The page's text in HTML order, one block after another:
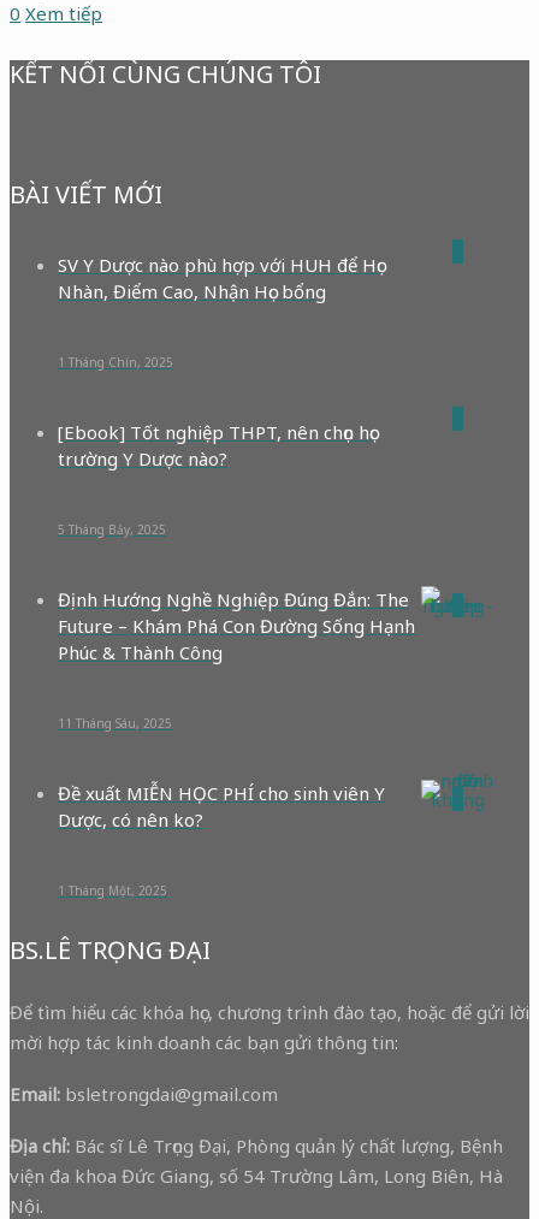
0 Xem tiếp
KẾT NỐI CÙNG CHÚNG TÔI
BÀI VIẾT MỚI
SV Y Dược nào phù hợp với HUH để Học
Nhàn, Điểm Cao, Nhận Học bổng
1 Tháng Chín, 2025
[Ebook] Tốt nghiệp THPT, nên chọn học
trường Y Dược nào?
5 Tháng Bảy, 2025
0
Định Hướng Nghề Nghiệp Đúng Đắn: The
Future – Khám Phá Con Đường Sống Hạnh
Phúc & Thành Công
11 Tháng Sáu, 2025
Đề xuất MIỄN HỌC PHÍ cho sinh viên Y
Dược, có nên ko?
1 Tháng Một, 2025
BS.LÊ TRỌNG ĐẠI
Để tìm hiểu các khóa học, chương trình đào tạo, hoặc để gửi lời
mời hợp tác kinh doanh các bạn gửi thông tin:
Email: bsletrongdai@gmail.com
Địa chỉ: Bác sĩ Lê Trọng Đại, Phòng quản lý chất lượng, Bệnh
viện đa khoa Đức Giang, số 54 Trường Lâm, Long Biên, Hà
Nội.